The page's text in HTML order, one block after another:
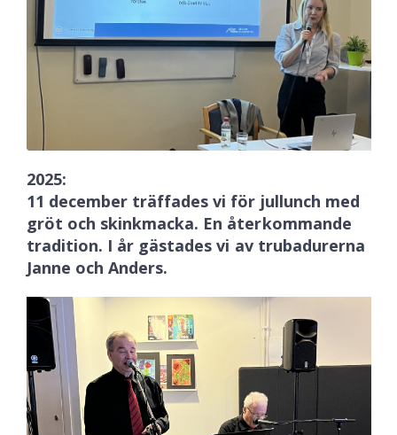
2025:
11 december träffades vi för jullunch med
gröt och skinkmacka. En återkommande
tradition. I år gästades vi av trubadurerna
Janne och Anders.